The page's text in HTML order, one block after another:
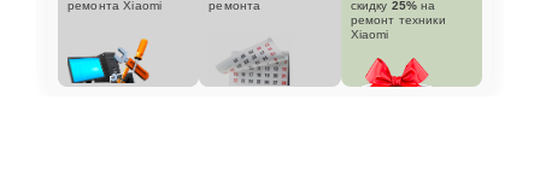
ремонта Xiaomi
ремонта
скидку 25% на
ремонт техники
Xiaomi